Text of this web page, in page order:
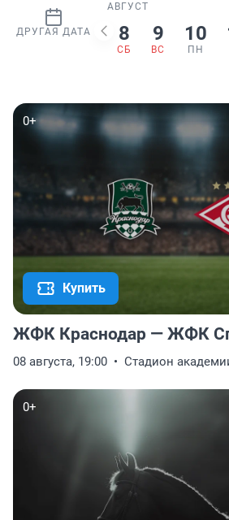
ДРУГАЯ ДАТА
АВГУСТ
8
СБ
9
ВС
10
ПН
0+
Купить
ЖФК Краснодар — ЖФК
08 августа, 19:00 Стадион
0+